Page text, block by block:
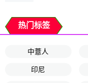
热门标签
中薏人
印尼